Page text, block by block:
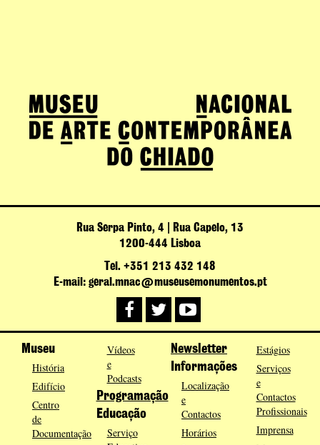
Rua Serpa Pinto, 4 | Rua Capelo, 13
1200-444 Lisboa
Tel. +351 213 432 148
E-mail: geral.mnac@museusemonumentos.pt
Museu
História
Edifício
Centro
de
Documentação
Vídeos
e
Podcasts
Programação
Educação
Serviço
Newsletter
Informações
Localização
e
Contactos
Horários
Estágios
Serviços
e
Contactos
Profissionais
Imprensa